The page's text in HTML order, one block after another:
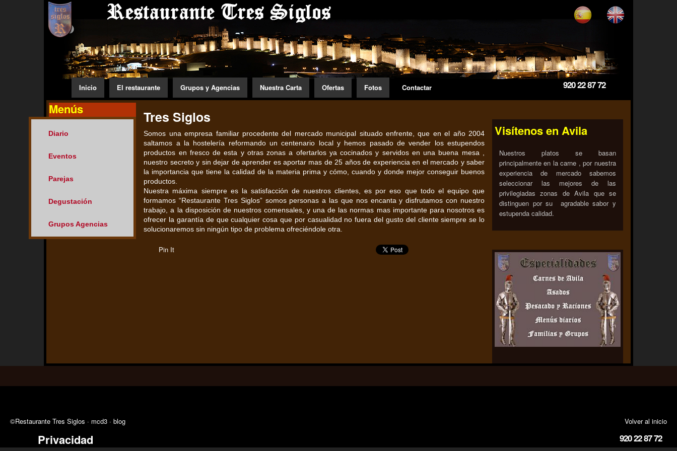
Inicio El restaurante Grupos y Agencias Nuestra Carta Ofertas Fotos Contactar 920 22 87 72
Menús
Diario
Eventos
Parejas
Degustación
Grupos Agencias
Tres Siglos
Somos una empresa familiar procedente del mercado municipal situado enfrente, que en el año 2004
saltamos a la hostelería reformando un centenario local y hemos pasado de vender los estupendos
productos en fresco de esta y otras zonas a ofertarlos ya cocinados y servidos en una buena mesa ,
nuestro secreto y sin dejar de aprender es aportar mas de 25 años de experiencia en el mercado y saber
la importancia que tiene la calidad de la materia prima y cómo, cuando y donde mejor conseguir buenos
productos.
Nuestra máxima siempre es la satisfacción de nuestros clientes, es por eso que todo el equipo que
formamos “Restaurante Tres Siglos” somos personas a las que nos encanta y disfrutamos con nuestro
trabajo, a la disposición de nuestros comensales, y una de las normas mas importante para nosotros es
ofrecer la garantía de que cualquier cosa que por casualidad no fuera del gusto del cliente siempre se lo
solucionaremos sin ningún tipo de problema ofreciéndole otra.
Pin It
Visítenos en Avila
Nuestros platos se basan
principalmente en la carne , por nuestra
experiencia de mercado sabemos
seleccionar las mejores de las
privilegiadas zonas de Avila que se
distinguen por su agradable sabor y
estupenda calidad.
Volver al inicio
©Restaurante Tres Siglos · mcd3 · blog
Privacidad 920 22 87 72